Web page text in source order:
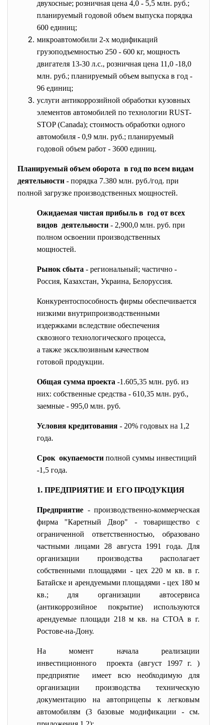
двухосные; розничная цена 4,0 - 5,5 млн. руб.;
планируемый годовой объем выпуска порядка
600 единиц;
микроавтомобили 2-х модификаций
грузоподъемностью 250 - 600 кг, мощность
двигателя 13-30 л.с., розничная цена 11,0 -18,0
млн. руб.; планируемый объем выпуска в год -
96 единиц;
услуги антикоррозийной обработки кузовных
элементов автомобилей по технологии RUST-
STOP (Canada); стоимость обработки одного
автомобиля - 0,9 млн. руб.; планируемый
годовой объем работ - 3600 единиц.
Планируемый объем оборота в год по всем видам
деятельности - порядка 7.380 млн. руб./год. при
полной загрузке производственных мощностей.
Ожидаемая чистая прибыль в год от всех
видов деятельности - 2,900,0 млн. руб. при
полном освоении производственных
мощностей.
Рынок сбыта - региональный; частично -
Россия, Казахстан, Украина, Белоруссия.
Конкурентоспособность фирмы обеспечивается
низкими внутрипроизводственными
издержками вследствие обеспечения
сквозного технологического процесса,
а также эксклюзивным качеством
готовой продукции.
Общая сумма проекта -1.605,35 млн. руб. из
них: собственные средства - 610,35 млн. руб.,
заемные - 995,0 млн. руб.
Условия кредитования - 20% годовых на 1,2
года.
Срок окупаемости полной суммы инвестиций
-1,5 года.
1. ПРЕДПРИЯТИЕ И ЕГО ПРОДУКЦИЯ
Предприятие - производственно-коммерческая
фирма "Каретный Двор" - товарищество с
ограниченной ответственностью, образовано
частными лицами 28 августа 1991 года. Для
организации производства располагает
собственными площадями - цех 220 м кв. в г.
Батайске и арендуемыми площадями - цех 180 м
кв.; для организации автосервиса
(антикоррозийное покрытие) используются
арендуемые площади 218 м кв. на СТОА в г.
Ростове-на-Дону.
На момент начала реализации
инвестиционного проекта (август 1997 г. )
предприятие имеет всю необходимую для
организации производства техническую
документацию на автоприцепы к легковым
автомобилям (3 базовые модификации - см.